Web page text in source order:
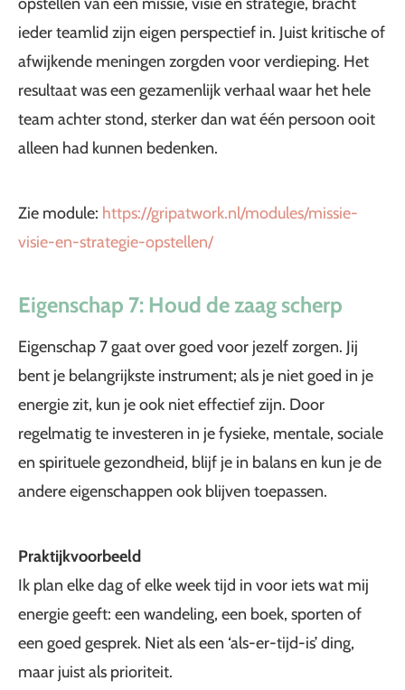
opstellen van een missie, visie en strategie, bracht
ieder teamlid zijn eigen perspectief in. Juist kritische of
afwijkende meningen zorgden voor verdieping. Het
resultaat was een gezamenlijk verhaal waar het hele
team achter stond, sterker dan wat één persoon ooit
alleen had kunnen bedenken.
Zie module: https://gripatwork.nl/modules/missie-
visie-en-strategie-opstellen/
Eigenschap 7: Houd de zaag scherp
Eigenschap 7 gaat over goed voor jezelf zorgen. Jij
bent je belangrijkste instrument; als je niet goed in je
energie zit, kun je ook niet effectief zijn. Door
regelmatig te investeren in je fysieke, mentale, sociale
en spirituele gezondheid, blijf je in balans en kun je de
andere eigenschappen ook blijven toepassen.
Praktijkvoorbeeld
Ik plan elke dag of elke week tijd in voor iets wat mij
energie geeft: een wandeling, een boek, sporten of
een goed gesprek. Niet als een ‘als-er-tijd-is’ ding,
maar juist als prioriteit.